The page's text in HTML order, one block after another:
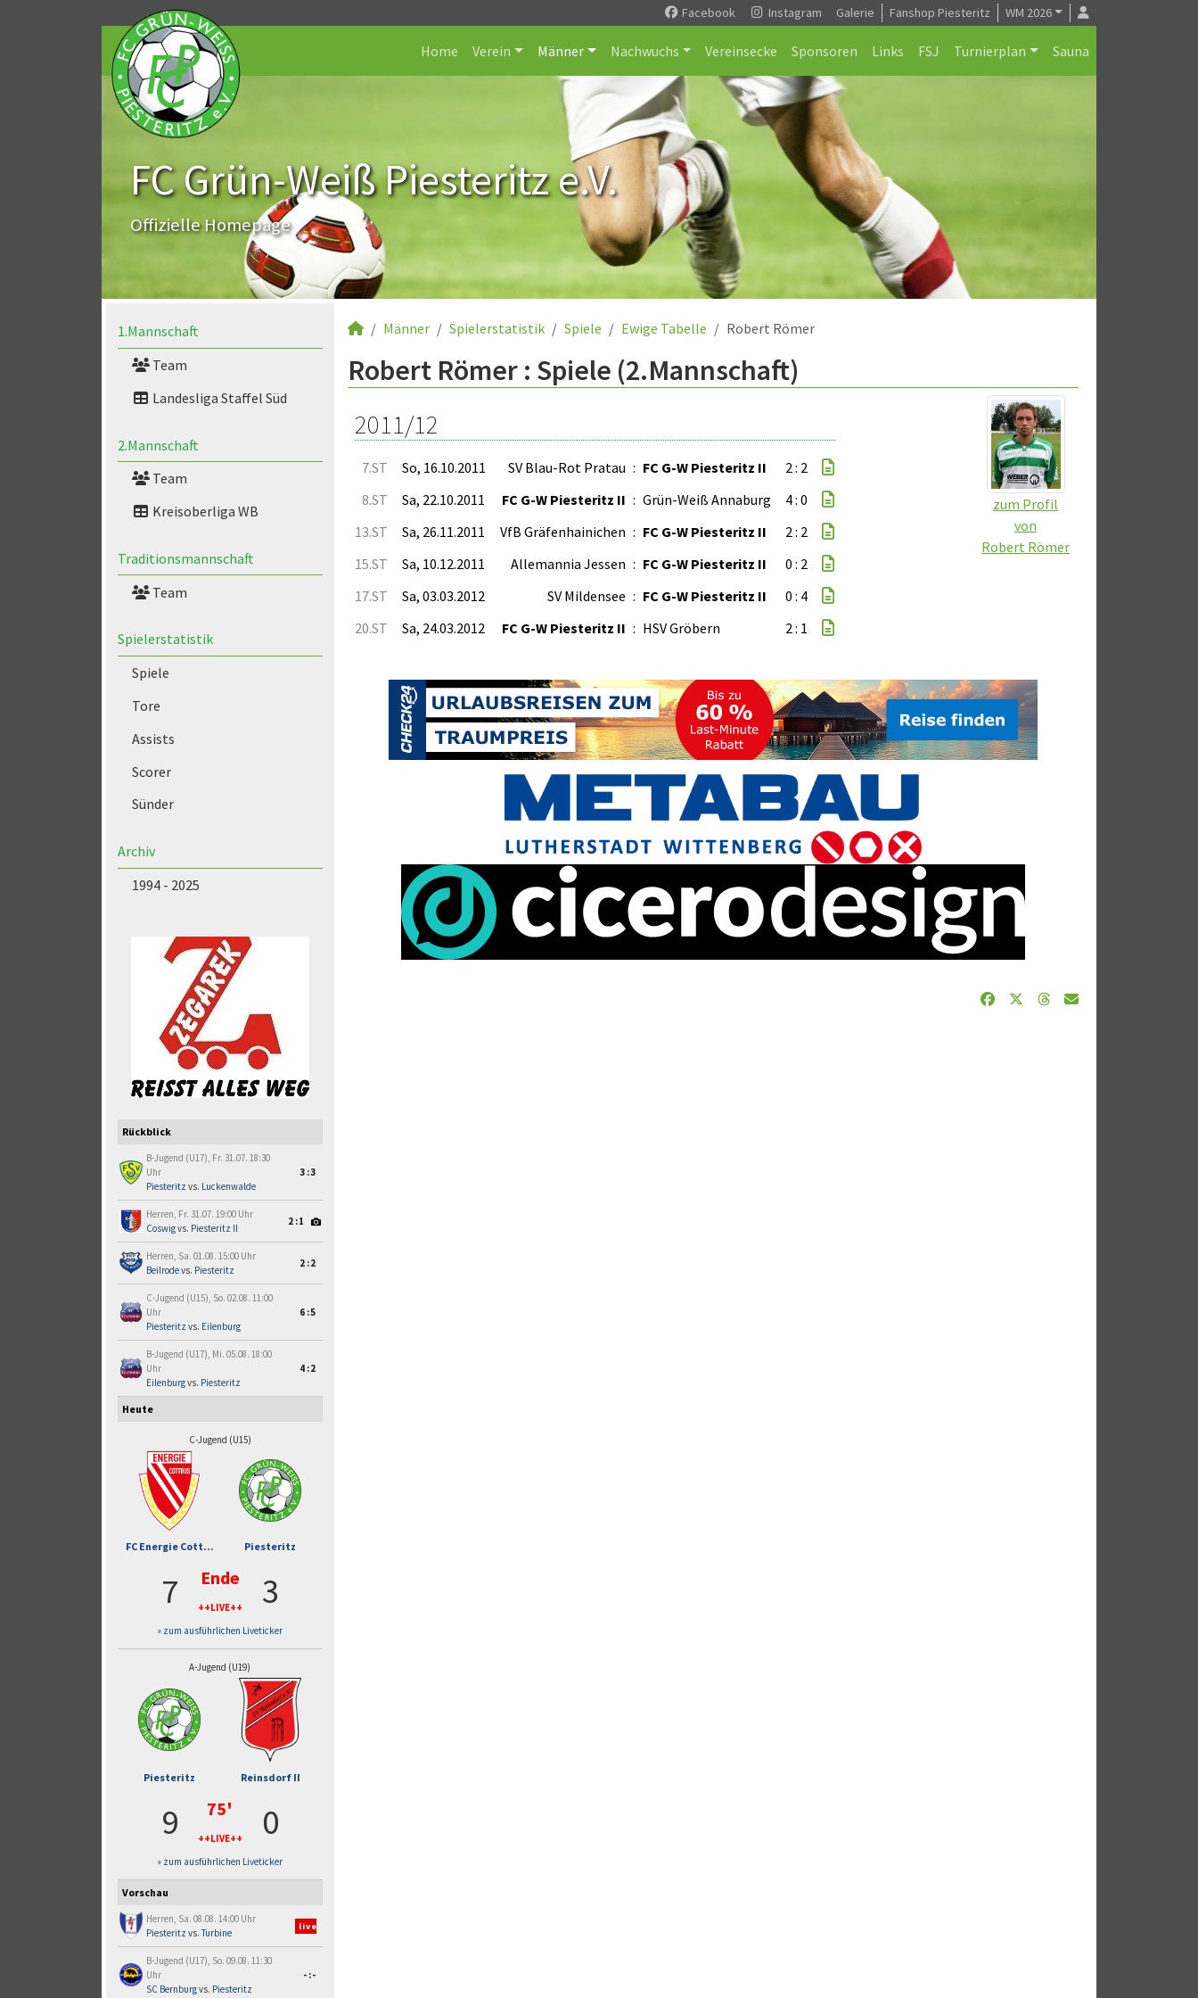
Facebook Instagram Galerie Fanshop Piesteritz WM 2026
Home Verein Männer Nachwuchs Vereinsecke Sponsoren Links FSJ Turnierplan Sauna
FC Grün-Weiß Piesteritz e.V.
Offizielle Homepage
1.Mannschaft
Team
Landesliga Staffel Süd
2.Mannschaft
Team
Kreisoberliga WB
Traditionsmannschaft
Team
Spielerstatistik
Spiele
Tore
Assists
Scorer
Sünder
Archiv
1994 - 2025
Rückblick
B-Jugend (U17), Fr. 31.07. 18:30
Uhr
Piesteritz vs. Luckenwalde
3:3
Herren, Fr. 31.07. 19:00 Uhr
Coswigvs. Piesteritz II
2:1
Herren, Sa. 01.08. 15:00 Uhr
Beilrodevs. Piesteritz
2:2
C-Jugend (U15), So. 02.08. 11:00
Uhr
Piesteritz vs. Eilenburg
6:5
B-Jugend (U17), Mi. 05.08. 18:00
Uhr
Eilenburgvs. Piesteritz
4:2
Heute
C-Jugend (U15)
FC Energie Cott... Piesteritz
7 Ende
++LIVE++ 3
» zum ausführlichen Liveticker
A-Jugend (U19)
Piesteritz Reinsdorf II
9 75'
++LIVE++ 0
» zum ausführlichen Liveticker
Vorschau
Herren, Sa. 08.08. 14:00 Uhr
Piesteritz vs.Turbine
live
B-Jugend (U17), So. 09.08. 11:30
Uhr
SC Bernburgvs. Piesteritz
-:-
Männer Spielerstatistik Spiele Ewige Tabelle Robert Römer
Robert Römer : Spiele (2.Mannschaft)
zum Profil
von
Robert Römer
2011/12
7.ST So, 16.10.2011 SV Blau-Rot Pratau : FC G-W Piesteritz II
2 : 2
8.ST
Sa, 22.10.2011 FC G-W Piesteritz II : Grün-Weiß Annaburg
4 : 0
13.ST
Sa, 26.11.2011 VfB Gräfenhainichen : FC G-W Piesteritz II
2 : 2
15.ST
Sa, 10.12.2011 Allemannia Jessen : FC G-W Piesteritz II
0 : 2
17.ST
Sa, 03.03.2012 SV Mildensee : FC G-W Piesteritz II
0 : 4
20.ST
Sa, 24.03.2012 FC G-W Piesteritz II : HSV Gröbern 2 : 1